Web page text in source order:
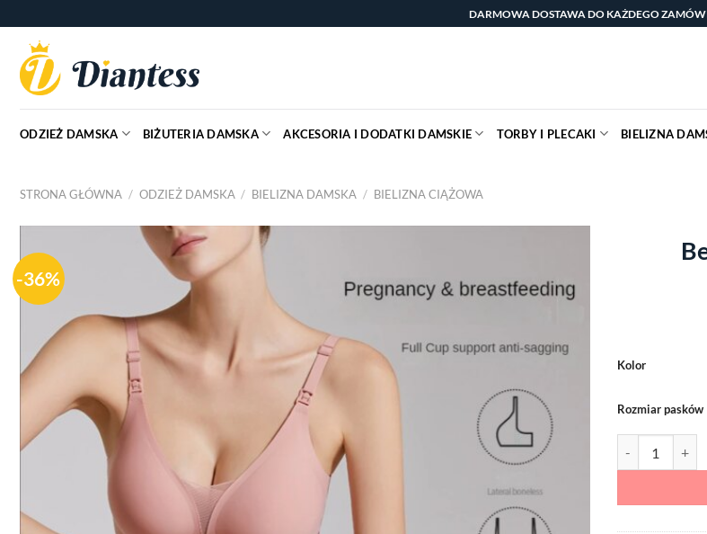
to
content
DARMOWA DOSTAWA DO KAŻDEGO
ODZIEŻ DAMSKA BIŻUTERIA DAMSKA AKCESORIA I DODATKI DAMSKIE TORBY I PLECAKI BIELIZNA
STRONA GŁÓWNA / ODZIEŻ DAMSKA / BIELIZNA DAMSKA / BIELIZNA CIĄŻOWA
-36%
Kolor
Rozmiar pasków